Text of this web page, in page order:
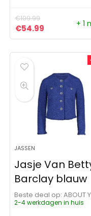
€109.99
Oorspronkelijke
€54.99 Huidige+ 1
JASSEN
Jasje Van
Barclay blauw
Beste deal op:
ABOUT
2-4 werkdagen in huis